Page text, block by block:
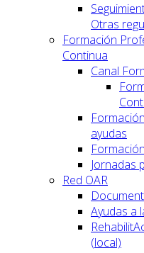
Otras
Formación
Continua
Canal
ayudas
Jornadas
Red OAR
Ayudas a
(local)